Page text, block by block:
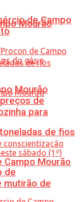
Mourão
de fios
Campo Mourão
de Campo
Mourão
de
para
de
mutirão de